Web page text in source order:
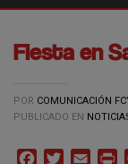
Fiesta en
POR COMUNICACIÓN
PUBLICADO EN
FacebookTwitterEmail